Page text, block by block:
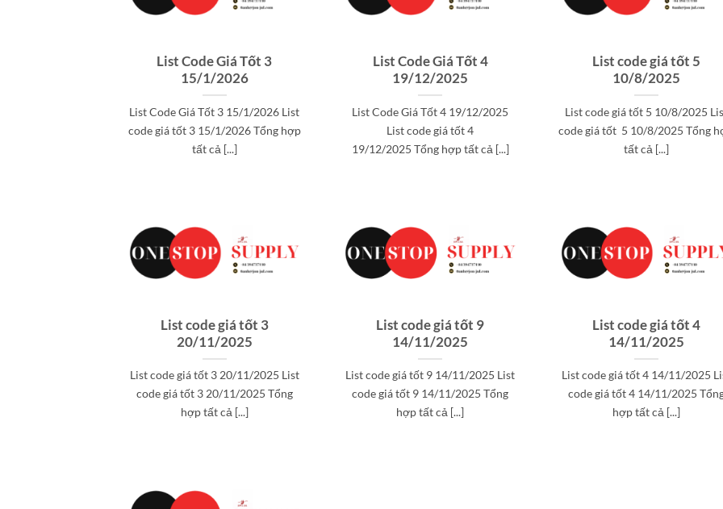
List Code Giá Tốt 3
15/1/2026
List Code Giá Tốt 3 15/1/2026 List
code giá tốt 3 15/1/2026 Tổng hợp
tất cả [...]
List Code Giá Tốt 4
19/12/2025
List Code Giá Tốt 4 19/12/2025
List code giá tốt 4
19/12/2025 Tổng hợp tất cả [...]
List code giá tốt 5
10/8/2025
List code giá tốt 5 10/8/2025
code giá tốt 5 10/8/2025 Tổng
tất cả [...]
List code giá tốt 3
20/11/2025
List code giá tốt 3 20/11/2025 List
code giá tốt 3 20/11/2025 Tổng
hợp tất cả [...]
List code giá tốt 9
14/11/2025
List code giá tốt 9 14/11/2025 List
code giá tốt 9 14/11/2025 Tổng
hợp tất cả [...]
List code giá tốt 4
14/11/2025
List code giá tốt 4 14/11/2025
code giá tốt 4 14/11/2025
hợp tất cả [...]